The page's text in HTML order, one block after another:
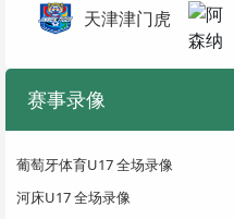
天津津门虎
赛事录像
葡萄牙体育U17 全场录像
河床U17 全场录像